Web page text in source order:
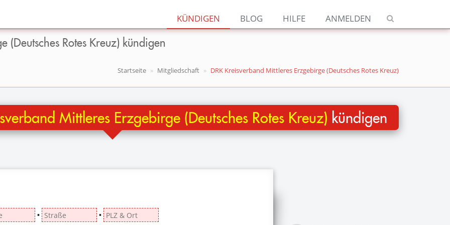
Jetzt kündigen
Hilfe
Anmelden
KÜNDIGEN BLOG HILFE ANMELDEN
(Deutsches Rotes Kreuz) kündigen
Startseite Mitgliedschaft DRK Kreisverband Mittleres Erzgebirge (Deutsches Rotes Kreuz)
Mittleres Erzgebirge (Deutsches Rotes Kreuz) kündigen
▪ ▪